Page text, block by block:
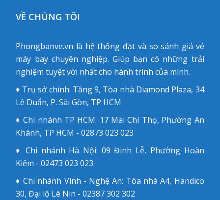
VỀ CHÚNG TÔI
Phongbanve.vn là hệ thống đặt và so sánh giá vé
máy bay chuyên nghiệp. Giúp bạn có những trải
nghiệm tuyệt vời nhất cho hành trình của mình.
♦ Trụ sở chính: Tầng 9, Tòa nhà Diamond Plaza, 34
Lê Duẩn, P. Sài Gòn, TP HCM
♦ Chi nhánh TP HCM: 17 Mai Chí Thọ, Phường An
Khánh, TP HCM - 02873 023 023
♦ Chi nhánh Hà Nội: 09 Đinh Lễ, Phường Hoàn
Kiếm - 02473 023 023
♦ Chi nhánh Vinh - Nghệ An: Tòa nhà A4, Handico
30, Đại lộ Lê Nin - 02387 302 302